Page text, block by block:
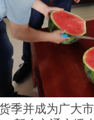
并成为广大